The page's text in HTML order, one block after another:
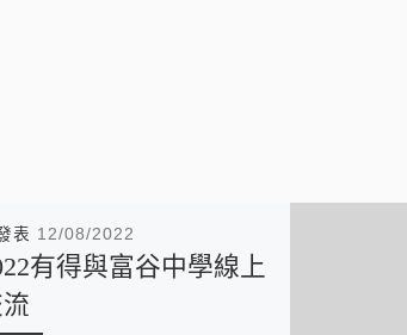
表 12/08/2022
有得與富谷中學線上